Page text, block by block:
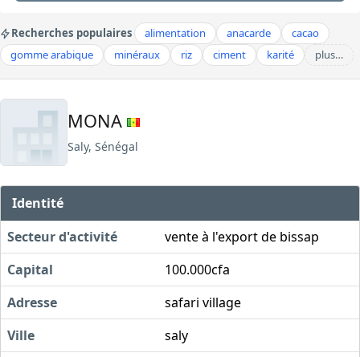
Recherches populaires alimentation anacarde
cacao
gomme arabique
minéraux riz ciment karité plus…
MONA
Saly, Sénégal
Identité
Secteur d'activité
vente à l'export de bissap
Capital
100.000cfa
Adresse
safari village
Ville
saly